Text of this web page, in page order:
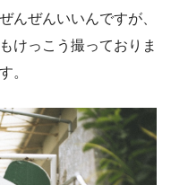
んぜんいいんですが、
けっこう撮っておりま
。